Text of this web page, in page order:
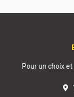
Pour un choix